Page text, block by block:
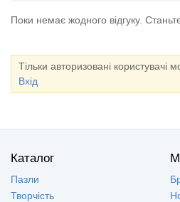
Поки немає жодного відгуку.
Тільки авторизовані користувачі
Вхід
Каталог
Пазли
Творчість